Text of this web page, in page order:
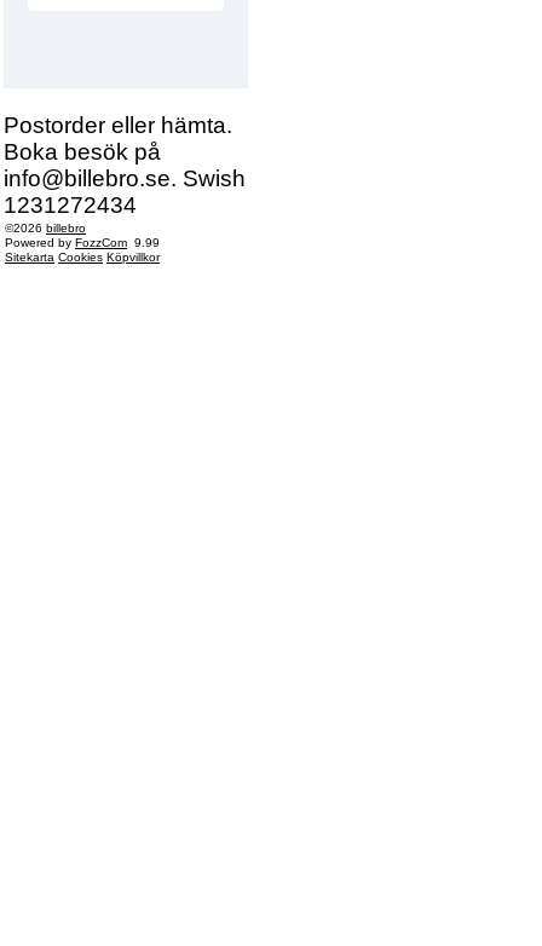
Postorder eller hämta.
Boka besök på
info@billebro.se. Swish
1231272434
©2026 billebro
Powered by FozzCom 9.99
Sitekarta Cookies Köpvillkor